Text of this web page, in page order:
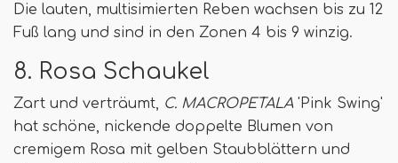
Die lauten, multisimierten Reben wachsen bis zu 12
Fuß lang und sind in den Zonen 4 bis 9 winzig.
8. Rosa Schaukel
Zart und verträumt, C. MACROPETALA 'Pink Swing'
hat schöne, nickende doppelte Blumen von
cremigem Rosa mit gelben Staubblättern und